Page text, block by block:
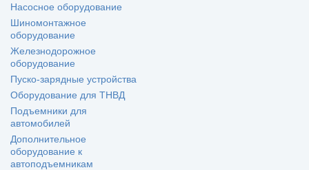
Насосное оборудование
Шиномонтажное
оборудование
Железнодорожное
оборудование
Пуско-зарядные устройства
Оборудование для ТНВД
Подъемники для
автомобилей
Дополнительное
оборудование к
автоподъемникам